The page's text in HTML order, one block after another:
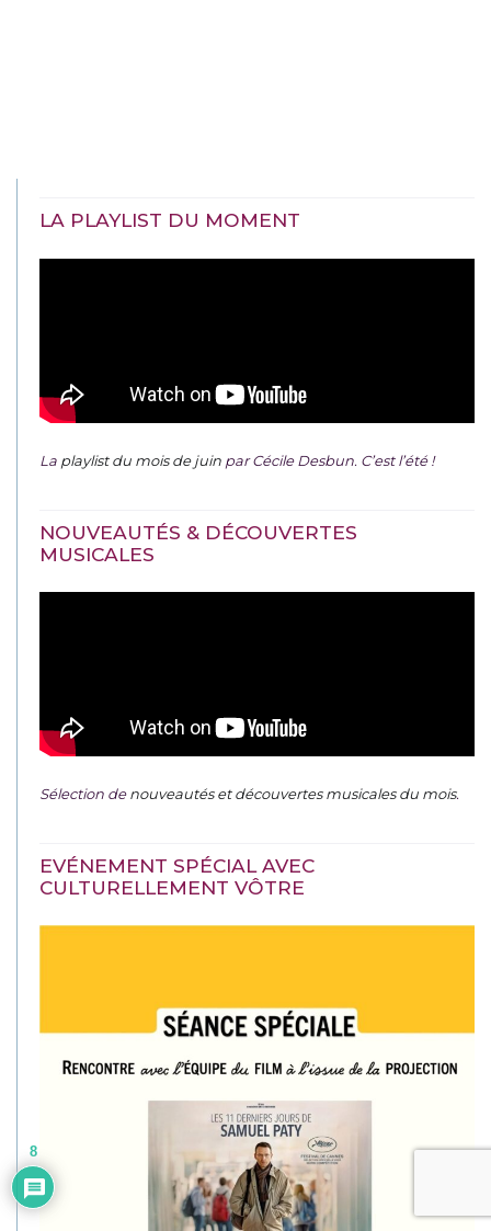
LA PLAYLIST DU MOMENT
La playlist du mois de juin par Cécile Desbun. C’est l’été !
NOUVEAUTÉS & DÉCOUVERTES
MUSICALES
Sélection denouveautés et découvertes musicales du mois.
EVÉNEMENT SPÉCIAL AVEC
CULTURELLEMENT VÔTRE
8